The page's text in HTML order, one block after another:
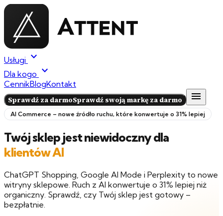
Usługi expand_more
Dla kogo expand_more
CennikBlogKontakt
Sprawdź za darmoSprawdź swoją markę za darmo menu
AI Commerce – nowe źródło ruchu, które konwertuje o 31% lepiej
Twój sklep jest niewidoczny dla
klientów AI
ChatGPT Shopping, Google AI Mode i Perplexity to nowe
witryny sklepowe. Ruch z AI konwertuje o 31% lepiej niż
organiczny. Sprawdź, czy Twój sklep jest gotowy –
bezpłatnie.